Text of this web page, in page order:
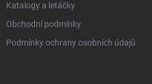
Katalogy a letáčky
Obchodní podmínky
Podmínky ochrany osobních údajů